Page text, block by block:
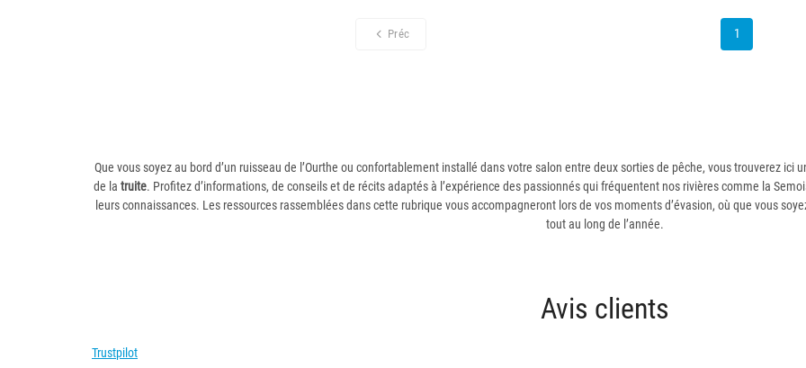
Préc 1
Que vous soyez au bord d’un ruisseau de l’Ourthe ou confortablement installé dans votre salon entre deux sorties de pêche, vous trouverez ici
de la truite. Profitez d’informations, de conseils et de récits adaptés à l’expérience des passionnés qui fréquentent nos rivières comme la
leurs connaissances. Les ressources rassemblées dans cette rubrique vous accompagneront lors de vos moments d’évasion, où que vous
tout au long de l’année.
Avis clients
Trustpilot